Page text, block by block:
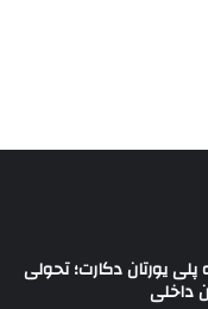
یورتان دکارت؛ تحولی
داخلی